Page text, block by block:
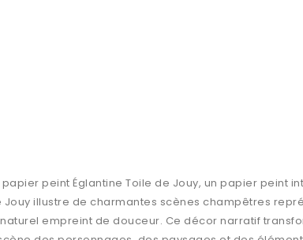
peint Églantine Toile de Jouy, un papier peint
illustre de charmantes scènes champêtres
empreint de douceur. Ce décor narratif